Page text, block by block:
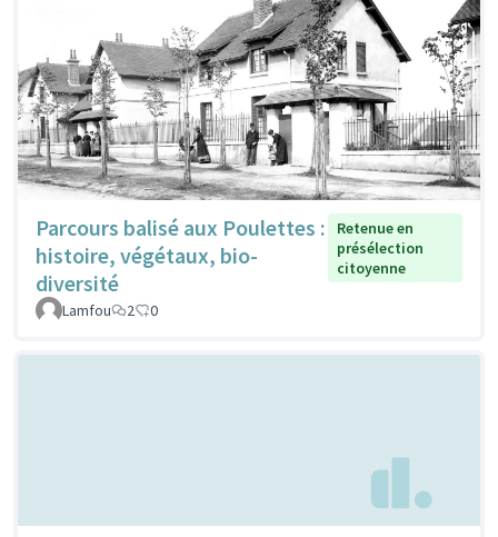
Parcours balisé aux Poulettes :
histoire, végétaux, bio-
diversité
Retenue en
présélection
citoyenne
Lamfou 2 0